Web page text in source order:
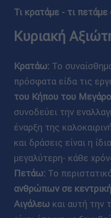
Τι κρατάμε - τι
Κυριακή
Kρατάω:Το
πρόσφατα είδα τις
του Κήπου του
συνοδεύει την
έναρξη της
και δράσεις είναι η
μεγαλύτερη- κάθε
Πετάω:Το
ανθρώπων σε
Αιγάλεω και αυτή την